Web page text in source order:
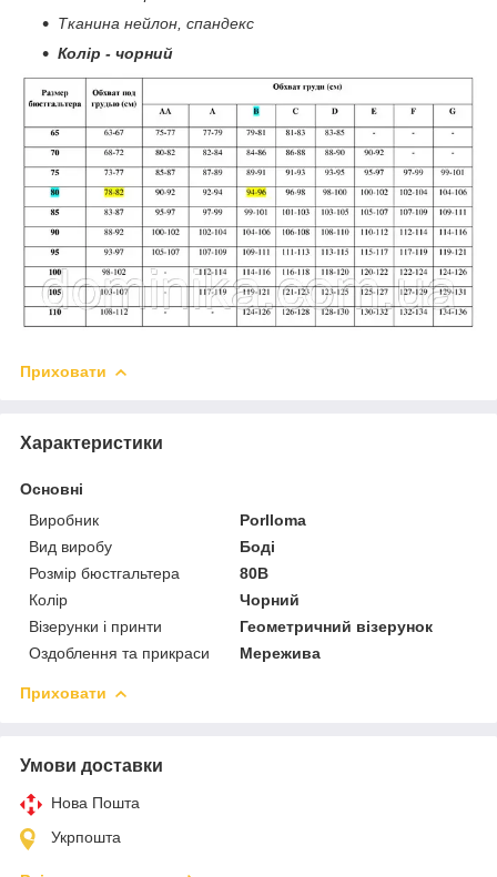
Тканина нейлон, спандекс
Колір - чорний
Приховати
Характеристики
Основні
Виробник
Porlloma
Вид виробу
Боді
Розмір бюстгальтера
80B
Колір
Чорний
Візерунки і принти
Геометричний візерунок
Оздоблення та прикраси
Мережива
Приховати
Умови доставки
Нова Пошта
Укрпошта